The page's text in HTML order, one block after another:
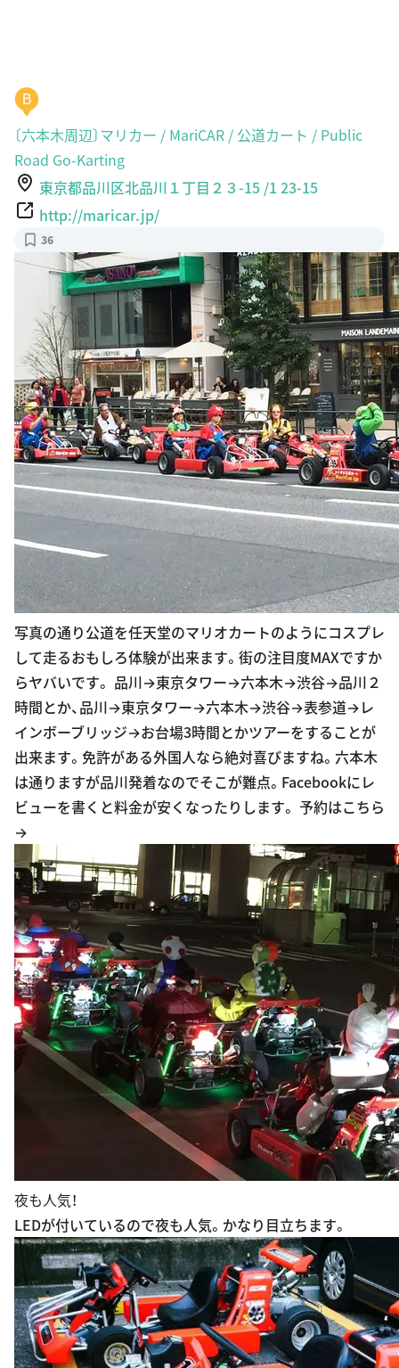
B
〔六本木周辺〕マリカー / MariCAR / 公道カート / Public
Road Go-Karting
東京都品川区北品川１丁目２３-15 /1 23-15
http://maricar.jp/
36
写真の通り公道を任天堂のマリオカートのようにコスプレ
して走るおもしろ体験が出来ます。街の注目度MAXですか
らヤバいです。 品川→東京タワー→六本木→渋谷→品川２
時間とか、品川→東京タワー→六本木→渋谷→表参道→レ
インボーブリッジ→お台場3時間とかツアーをすることが
出来ます。免許がある外国人なら絶対喜びますね。六本木
は通りますが品川発着なのでそこが難点。Facebookにレ
ビューを書くと料金が安くなったりします。 予約はこちら
→
夜も人気！
LEDが付いているので夜も人気。かなり目立ちます。